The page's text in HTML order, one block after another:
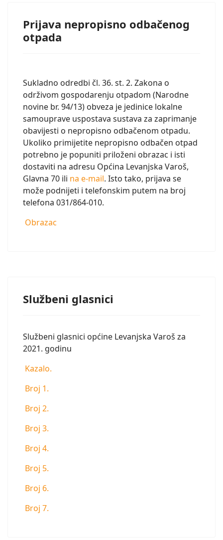
Prijava nepropisno odbačenog
otpada
Sukladno odredbi čl. 36. st. 2. Zakona o
održivom gospodarenju otpadom (Narodne
novine br. 94/13) obveza je jedinice lokalne
samouprave uspostava sustava za zaprimanje
obavijesti o nepropisno odbačenom otpadu.
Ukoliko primijetite nepropisno odbačen otpad
potrebno je popuniti priloženi obrazac i isti
dostaviti na adresu Općina Levanjska Varoš,
Glavna 70 ili na e-mail. Isto tako, prijava se
može podnijeti i telefonskim putem na broj
telefona 031/864-010.
Obrazac
Službeni glasnici
Službeni glasnici općine Levanjska Varoš za
2021. godinu
Kazalo.
Broj 1.
Broj 2.
Broj 3.
Broj 4.
Broj 5.
Broj 6.
Broj 7.